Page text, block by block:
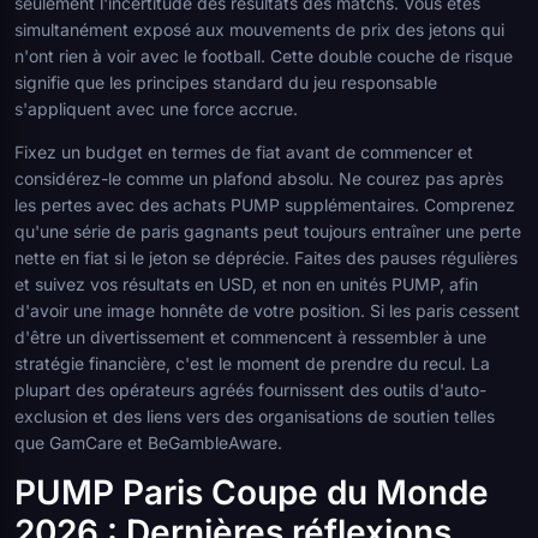
simultanément exposé aux mouvements de prix des jetons qui
n'ont rien à voir avec le football. Cette double couche de risque
signifie que les principes standard du jeu responsable
s'appliquent avec une force accrue.
Fixez un budget en termes de fiat avant de commencer et
considérez-le comme un plafond absolu. Ne courez pas après
les pertes avec des achats PUMP supplémentaires. Comprenez
qu'une série de paris gagnants peut toujours entraîner une perte
nette en fiat si le jeton se déprécie. Faites des pauses régulières
et suivez vos résultats en USD, et non en unités PUMP, afin
d'avoir une image honnête de votre position. Si les paris cessent
d'être un divertissement et commencent à ressembler à une
stratégie financière, c'est le moment de prendre du recul. La
plupart des opérateurs agréés fournissent des outils d'auto-
exclusion et des liens vers des organisations de soutien telles
que GamCare et BeGambleAware.
PUMP Paris Coupe du Monde